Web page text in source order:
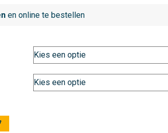
en online te bestellen